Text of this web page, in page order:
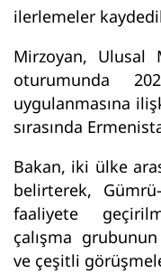
ilerlemeler
Mirzoyan, Ulusal
oturumunda
uygulanmasına
sırasında
Bakan, iki ülke
belirterek,
faaliyete
çalışma
ve çeşitli